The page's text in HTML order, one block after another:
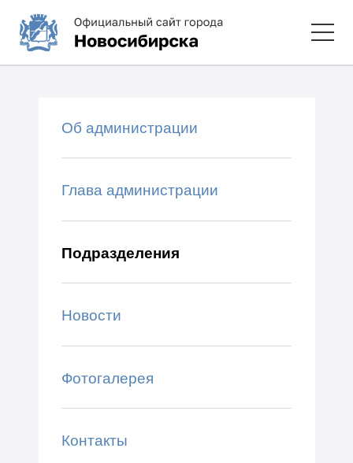
Об администрации
Глава администрации
Подразделения
Новости
Фотогалерея
Контакты